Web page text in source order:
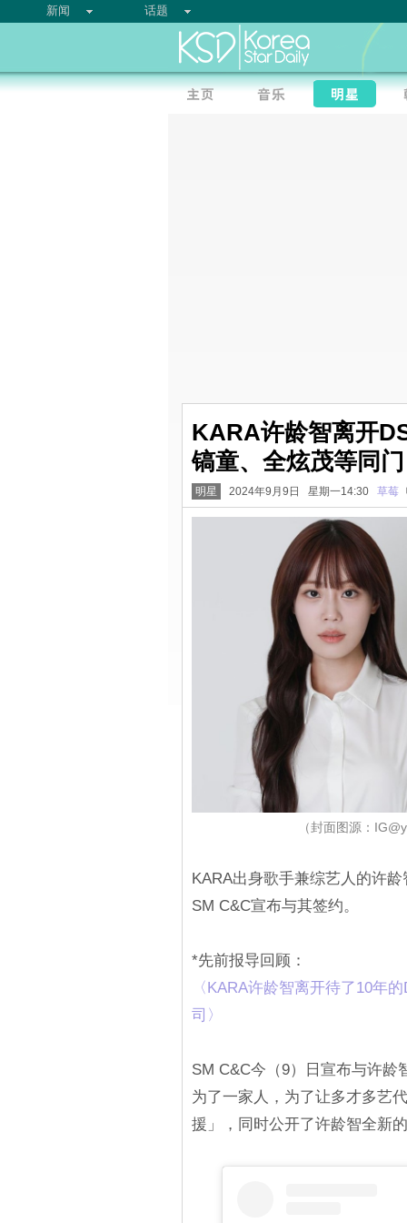
新闻 话题
KARA许龄智离开
镐童、全炫茂等同门
明星 2024年9月9日 星期一14:30 草莓
（封面图源：
KARA出身歌手兼综艺人的许
SM C&C宣布与其签约。
*先前报导回顾：
〈KARA许龄智离开待了10年
司〉
SM C&C今（9）日宣布与许龄
为了一家人，为了让多才多艺
援」，同时公开了许龄智全新